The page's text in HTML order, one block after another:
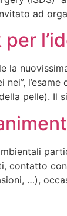
ad
la
pelle).
contatto
…),